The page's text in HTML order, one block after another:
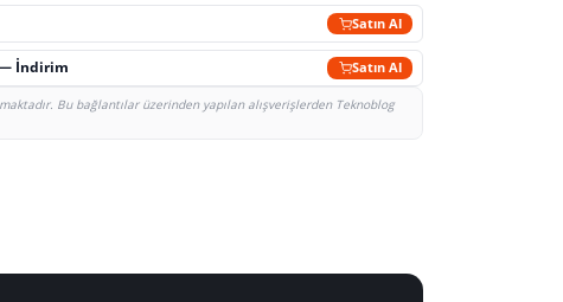
Satın Al
— İndirim Satın Al
Bu bağlantılar üzerinden yapılan alışverişlerden Teknoblog